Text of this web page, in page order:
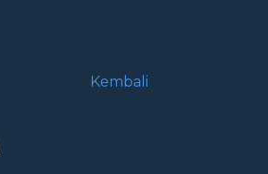
Kembali